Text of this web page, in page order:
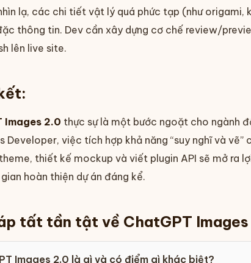
lạ, các chi tiết vật lý quá phức tạp (như origami,
thông tin. Dev cần xây dựng cơ chế review/
lên live site.
Images 2.0 thực sự là một bước ngoặt cho ngành
Developer, việc tích hợp khả năng “suy nghĩ và
thiết kế mockup và viết plugin API sẽ mở ra
hoàn thiện dự án đáng kể.
tất tần tật về ChatGPT
Images 2.0 là gì và có điểm gì khác biệt?